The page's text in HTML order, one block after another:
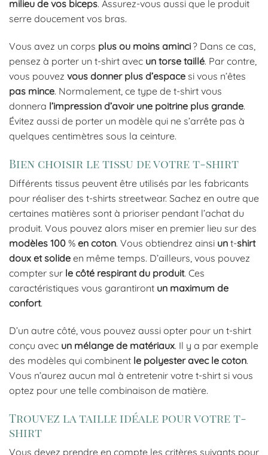
milieu de vos biceps. Assurez-vous aussi que le produit
serre doucement vos bras.
Vous avez un corps plus ou moins aminci ? Dans ce cas,
pensez à porter un t-shirt avec un torse taillé. Par contre,
vous pouvez vous donner plus d’espace si vous n’êtes
pas mince. Normalement, ce type de t-shirt vous
donnera l’impression d’avoir une poitrine plus grande.
Évitez aussi de porter un modèle qui ne s’arrête pas à
quelques centimètres sous la ceinture.
Bien choisir le tissu de votre t-shirt
Différents tissus peuvent être utilisés par les fabricants
pour réaliser des t-shirts streetwear. Sachez en outre que
certaines matières sont à prioriser pendant l’achat du
produit. Vous pouvez alors miser en premier lieu sur des
modèles 100 % en coton. Vous obtiendrez ainsi un t-shirt
doux et solide en même temps. D’ailleurs, vous pouvez
compter sur le côté respirant du produit. Ces
caractéristiques vous garantiront un maximum de
confort.
D’un autre côté, vous pouvez aussi opter pour un t-shirt
conçu avec un mélange de matériaux. Il y a par exemple
des modèles qui combinent le polyester avec le coton.
Vous n’aurez aucun mal à entretenir votre t-shirt si vous
optez pour une telle combinaison de matière.
Trouvez la taille idéale pour votre t-
shirt
Vous devez prendre en compte les critères suivants pour